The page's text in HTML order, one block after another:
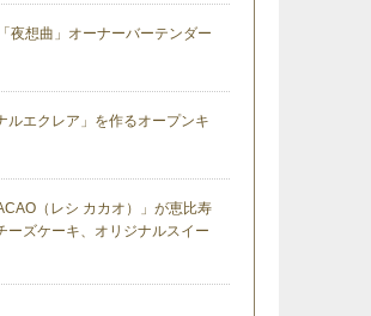
夜想曲」オーナーバーテンダー
ルエクレア」を作るオープンキ
（レシ カカオ）」が恵比寿
ーズケーキ、オリジナルスイー